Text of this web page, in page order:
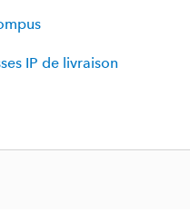
IP de livraison